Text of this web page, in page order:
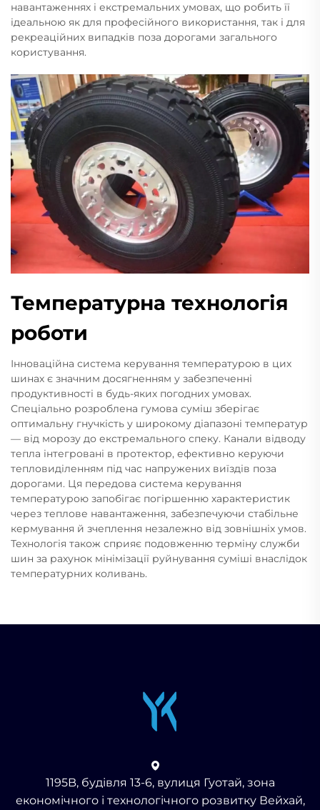
навантаженнях і екстремальних умовах, що робить її
ідеальною як для професійного використання, так і для
рекреаційних випадків поза дорогами загального
користування.
Температурна технологія
роботи
Інноваційна система керування температурою в цих
шинах є значним досягненням у забезпеченні
продуктивності в будь-яких погодних умовах.
Спеціально розроблена гумова суміш зберігає
оптимальну гнучкість у широкому діапазоні температур
— від морозу до екстремального спеку. Канали відводу
тепла інтегровані в протектор, ефективно керуючи
тепловиділенням під час напружених виїздів поза
дорогами. Ця передова система керування
температурою запобігає погіршенню характеристик
через теплове навантаження, забезпечуючи стабільне
кермування й зчеплення незалежно від зовнішніх умов.
Технологія також сприяє подовженню терміну служби
шин за рахунок мінімізації руйнування суміші внаслідок
температурних коливань.
1195B, будівля 13-6, вулиця Гуотай, зона
економічного і технологічного розвитку Вейхай,